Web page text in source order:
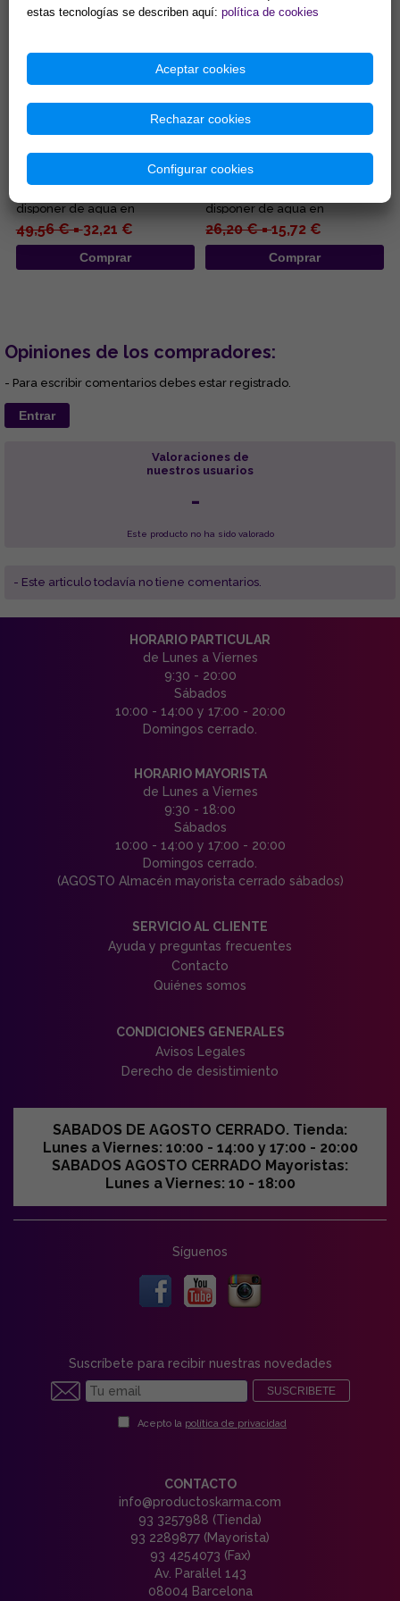
FUENTE RESINA BUNDA
Una fuente no solo es un
disponer de agua en
movimiento en tu casa o
negocio es una ma...
49,56 € =32,21 €
Comprar
FUENTE RESINA BUDA
disponer de agua en
movimiento en tu casa o
negocio es una ma...
26,20 € =15,72 €
Comprar
Opiniones de los compradores:
- Para escribir comentarios debes estar registrado.
Entrar
Valoraciones de
nuestros usuarios
-
Este producto no ha sido valorado
- Este articulo todavía no tiene comentarios.
HORARIO PARTICULAR
de Lunes a Viernes
9:30 - 20:00
Sábados
10:00 - 14:00 y 17:00 - 20:00
Domingos cerrado.
HORARIO MAYORISTA
de Lunes a Viernes
9:30 - 18:00
Sábados
10:00 - 14:00 y 17:00 - 20:00
Domingos cerrado.
(AGOSTO Almacén mayorista cerrado sábados)
SERVICIO AL CLIENTE
Ayuda y preguntas frecuentes
Contacto
Quiénes somos
CONDICIONES GENERALES
Avisos Legales
Derecho de desistimiento
SABADOS DE AGOSTO CERRADO. Tienda:
Lunes a Viernes: 10:00 - 14:00 y 17:00 - 20:00
SABADOS AGOSTO CERRADO Mayoristas:
Lunes a Viernes: 10 - 18:00
Síguenos
Suscríbete para recibir nuestras novedades
SUSCRIBETE
Acepto la política de privacidad
CONTACTO
info@productoskarma.com
93 3257988 (Tienda)
93 2289877 (Mayorista)
93 4254073 (Fax)
Av. Paral·lel 143
08004 Barcelona
estas tecnologías se describen aquí: política de cookies
Aceptar cookies
Rechazar cookies
Configurar cookies